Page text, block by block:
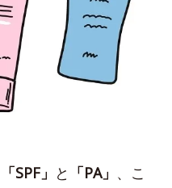
「SPF」 と 「PA」 、こ